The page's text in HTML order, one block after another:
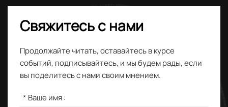
Свяжитесь с нами
Продолжайте читать, оставайтесь в курсе
событий, подписывайтесь, и мы будем рады, если
вы поделитесь с нами своим мнением.